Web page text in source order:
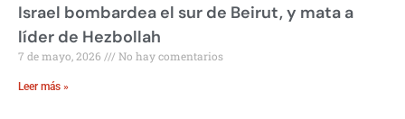
Israel bombardea el sur de Beirut, y mata a
líder de Hezbollah
7 de mayo, 2026 No hay comentarios
Leer más »